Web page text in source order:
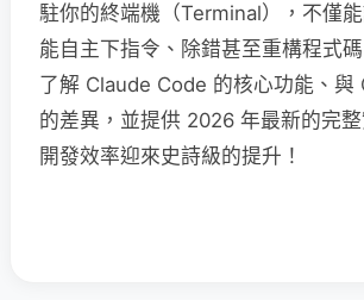
駐你的終端機（Terminal），不僅
能自主下指令、除錯甚至重構程式
了解 Claude Code 的核心功能、
的差異，並提供 2026 年最新的完
開發效率迎來史詩級的提升！